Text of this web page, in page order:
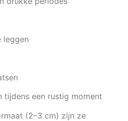
leggen
tijdens een rustig moment
(2–3 cm) zijn ze